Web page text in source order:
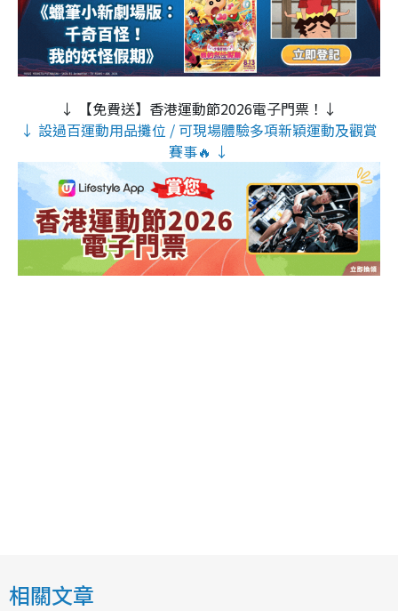
↓ 【免費送】香港運動節2026電子門票！↓
↓ 設過百運動用品攤位 / 可現場體驗多項新穎運動及觀賞
賽事🔥 ↓
相關文章